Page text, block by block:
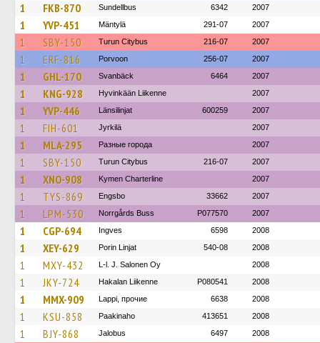
1 FKB-870 Sundellbus 6342 2007
1 YVP-451 Mäntylä 291-07 2007
1 SBY-150 Turun Citybus 216-07 2007
1 ERF-816 Porvoon 256-07 2007
1 GHL-170 Svanbäck 6464 2007
1 KNG-928 Hyvinkään Liikenne 2007
1 YVP-446 Länsilinjat 600259 2007
1 FIH-601 Jyrkilä 2007
1 MLA-295 Разные города 2007
1 SBY-150 Turun Citybus 216-07 2007
1 XNO-908 Kymen Charterline 2007
1 TYS-869 Engsbo 33662 2007
1 LPM-530 Norrgårds Buss P077570 2007
1 CGP-694 Ingves 6598 2008
1 XEY-629 Porin Linjat 540-08 2008
1 MXY-432 L-l. J. Salonen Oy 2008
1 JKY-724 Hakalan Liikenne P080541 2008
1 MMX-909 Lappi, прочие 6638 2008
1 KSU-858 Paakinaho 413651 2008
1 BJY-868 Jalobus 6497 2008